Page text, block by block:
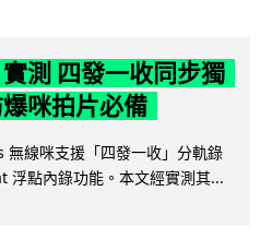
測 四發一收同步獨
咪拍片必備
線咪支援「四發一收」分軌錄
浮點內錄功能。本文經實測其...